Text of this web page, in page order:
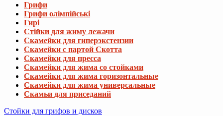
Грифи
Грифи олімпійські
Гирі
Стійки для жиму лежачи
Скамейки для гиперэкстензии
Скамейки с партой Скотта
Скамейки для пресса
Скамейки для жима со стойками
Скамейки для жима горизонтальные
Скамейки для жима универсальные
Скамьи для приседаний
Стойки для грифов и дисков